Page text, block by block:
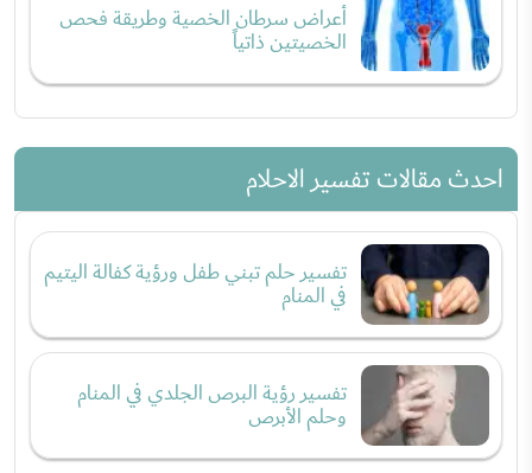
أعراض سرطان الخصية وطريقة فحص
الخصيتين ذاتياً
احدث مقالات تفسير الاحلام
تفسير حلم تبني طفل ورؤية كفالة اليتيم
في المنام
تفسير رؤية البرص الجلدي في المنام
وحلم الأبرص